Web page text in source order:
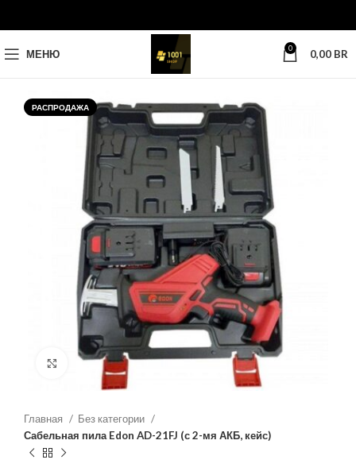
МЕНЮ 0 0,00 BR
РАСПРОДАЖА
Нажмите, чтобы увеличить
Главная
Без категории
Сабельная пила Edon AD-21FJ (с 2-мя АКБ, кейс)